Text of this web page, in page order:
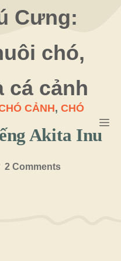
Cưng:
chó,
cá cảnh
CẢNH, CHÓ
Akita Inu
2 Comments